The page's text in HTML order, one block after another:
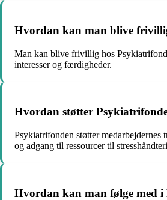
Hvordan kan man blive
Man kan blive frivillig hos
interesser og færdigheder.
Hvordan støtter
Psykiatrifonden støtter
og adgang til ressourcer til
Hvordan kan man følge med i